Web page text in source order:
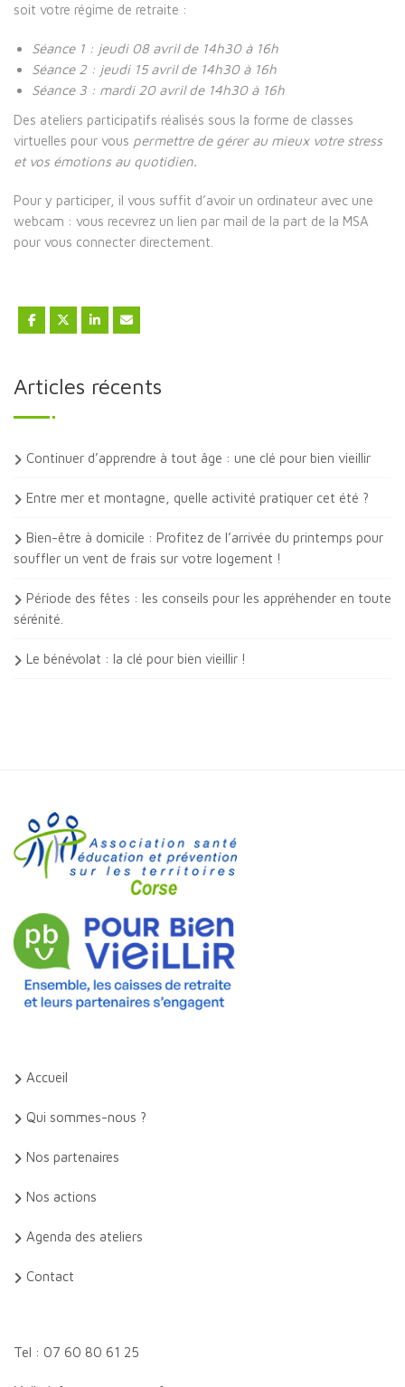
soit votre régime de retraite :
Séance 1 : jeudi 08 avril de 14h30 à 16h
Séance 2 : jeudi 15 avril de 14h30 à 16h
Séance 3 : mardi 20 avril de 14h30 à 16h
Des ateliers participatifs réalisés sous la forme de classes
virtuelles pour vous permettre de gérer au mieux votre stress
et vos émotions au quotidien.
Pour y participer, il vous suffit d’avoir un ordinateur avec une
webcam : vous recevrez un lien par mail de la part de la MSA
pour vous connecter directement.
Articles récents
Continuer d’apprendre à tout âge : une clé pour bien vieillir
Entre mer et montagne, quelle activité pratiquer cet été ?
Bien-être à domicile : Profitez de l’arrivée du printemps pour
souffler un vent de frais sur votre logement !
Période des fêtes : les conseils pour les appréhender en toute
sérénité.
Le bénévolat : la clé pour bien vieillir !
Accueil
Qui sommes-nous ?
Nos partenaires
Nos actions
Agenda des ateliers
Contact
Tel : 07 60 80 61 25